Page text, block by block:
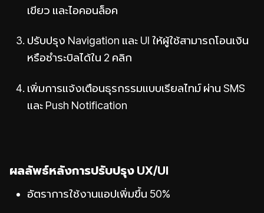
เขียว และไอคอนล็อค
ปรับปรุง Navigation และ UI ให้ผู้ใช้สามารถโอนเงิน
หรือชำระบิลได้ใน 2 คลิก
เพิ่มการแจ้งเตือนธุรกรรมแบบเรียลไทม์ ผ่าน SMS
และ Push Notification
ผลลัพธ์หลังการปรับปรุง UX/UI
อัตราการใช้งานแอปเพิ่มขึ้น 50%